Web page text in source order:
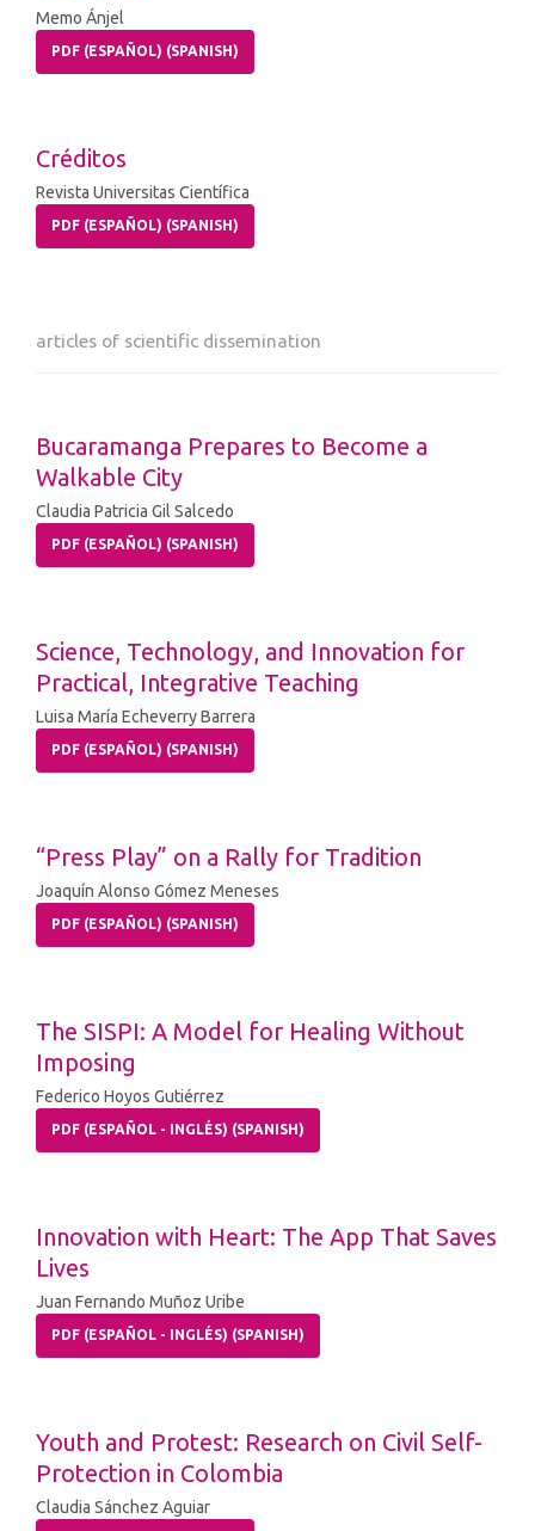
Memo Ánjel
PDF (ESPAÑOL) (SPANISH)
Créditos
Revista Universitas Científica
PDF (ESPAÑOL) (SPANISH)
articles of scientific dissemination
Bucaramanga Prepares to Become a
Walkable City
Claudia Patricia Gil Salcedo
PDF (ESPAÑOL) (SPANISH)
Science, Technology, and Innovation for
Practical, Integrative Teaching
Luisa María Echeverry Barrera
PDF (ESPAÑOL) (SPANISH)
“Press Play” on a Rally for Tradition
Joaquín Alonso Gómez Meneses
PDF (ESPAÑOL) (SPANISH)
The SISPI: A Model for Healing Without
Imposing
Federico Hoyos Gutiérrez
PDF (ESPAÑOL - INGLÉS) (SPANISH)
Innovation with Heart: The App That Saves
Lives
Juan Fernando Muñoz Uribe
PDF (ESPAÑOL - INGLÉS) (SPANISH)
Youth and Protest: Research on Civil Self-
Protection in Colombia
Claudia Sánchez Aguiar